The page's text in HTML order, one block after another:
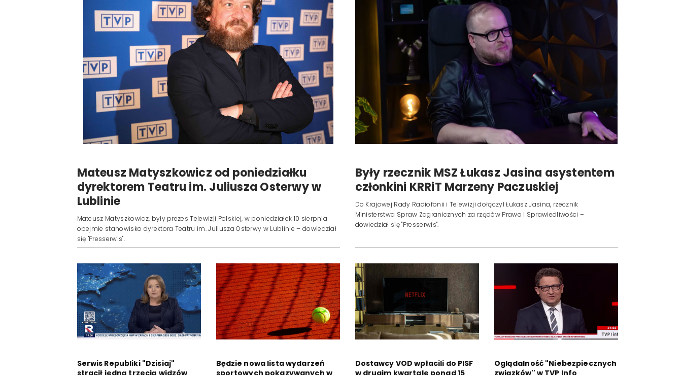
Mateusz Matyszkowicz od poniedziałku
dyrektorem Teatru im. Juliusza Osterwy w
Lublinie
Mateusz Matyszkowicz, były prezes Telewizji Polskiej, w poniedziałek 10 sierpnia
obejmie stanowisko dyrektora Teatru im. Juliusza Osterwy w Lublinie – dowiedział
się "Presserwis".
Były rzecznik MSZ Łukasz Jasina asystentem
członkini KRRiT Marzeny Paczuskiej
Do Krajowej Rady Radiofonii i Telewizji dołączył Łukasz Jasina, rzecznik
Ministerstwa Spraw Zagranicznych za rządów Prawa i Sprawiedliwości –
dowiedział się "Presserwis".
Serwis Republiki "Dzisiaj"
Będzie nowa lista wydarzeń
Dostawcy VOD wpłacili do PISF
Oglądalność "Niebezpiecznych